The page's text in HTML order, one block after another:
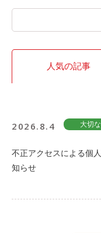
サイトマップ
人気の記事
2026.8.4 大切
不正アクセスによる個
知らせ